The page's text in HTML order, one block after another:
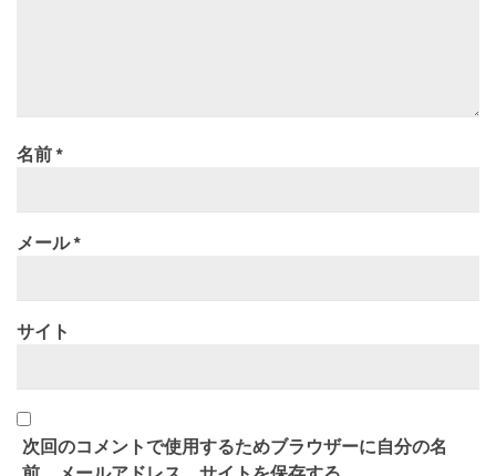
名前*
メール*
サイト
次回のコメントで使用するためブラウザーに自分の名